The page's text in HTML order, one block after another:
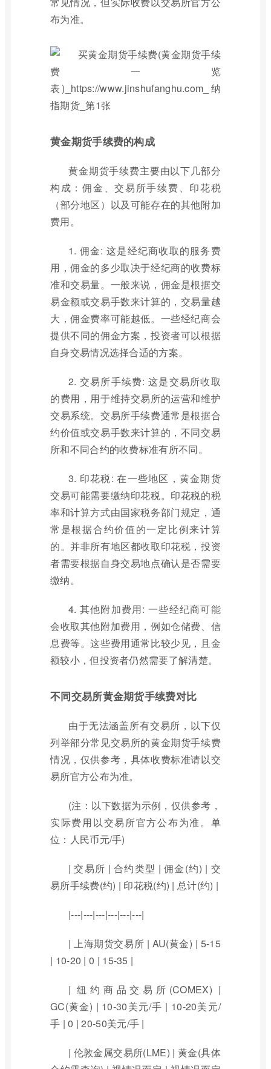
布为准。
黄金期货手续费的构成
黄金期货手续费主要由以下几部分
构成：佣金、交易所手续费、印花税
（部分地区）以及可能存在的其他附加
费用。
1. 佣金: 这是经纪商收取的服务费
用，佣金的多少取决于经纪商的收费标
准和交易量。一般来说，佣金是根据交
易金额或交易手数来计算的，交易量越
大，佣金费率可能越低。一些经纪商会
提供不同的佣金方案，投资者可以根据
自身交易情况选择合适的方案。
2. 交易所手续费: 这是交易所收取
的费用，用于维持交易所的运营和维护
交易系统。交易所手续费通常是根据合
约价值或交易手数来计算的，不同交易
所和不同合约的收费标准有所不同。
3. 印花税: 在一些地区，黄金期货
交易可能需要缴纳印花税。印花税的税
率和计算方式由国家税务部门规定，通
常是根据合约价值的一定比例来计算
的。并非所有地区都收取印花税，投资
者需要根据自身交易地点确认是否需要
缴纳。
4. 其他附加费用: 一些经纪商可能
会收取其他附加费用，例如仓储费、信
息费等。这些费用通常比较少见，且金
额较小，但投资者仍然需要了解清楚。
不同交易所黄金期货手续费对比
由于无法涵盖所有交易所，以下仅
列举部分常见交易所的黄金期货手续费
情况，仅供参考，具体收费标准请以交
易所官方公布为准。
(注：以下数据为示例，仅供参考，
实际费用以交易所官方公布为准。单
位：人民币元/手)
| 交易所 | 合约类型 | 佣金(约) | 交
易所手续费(约) | 印花税(约) | 总计(约) |
|---|---|---|---|---|---|
| 上海期货交易所 | AU(黄金) | 5-15
| 10-20 | 0 | 15-35 |
| 纽约商品交易所(COMEX) |
GC(黄金) | 10-30美元/手 | 10-20美元/
手 | 0 | 20-50美元/手 |
| 伦敦金属交易所(LME) | 黄金(具体